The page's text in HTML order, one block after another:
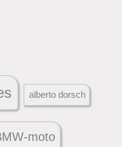
alberto dorsch
moto